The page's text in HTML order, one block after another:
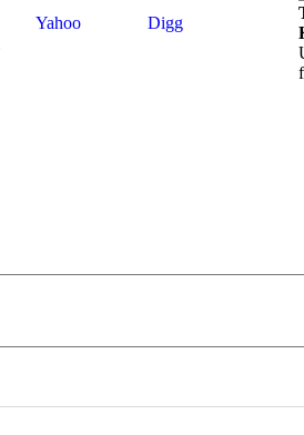
Yahoo
Digg